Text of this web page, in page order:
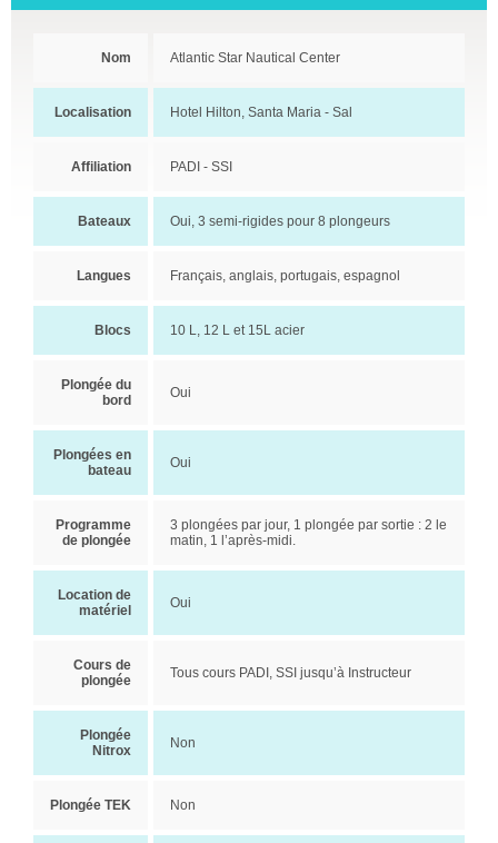
Nom Atlantic Star Nautical Center
Localisation Hotel Hilton, Santa Maria - Sal
Affiliation PADI - SSI
Bateaux Oui, 3 semi-rigides pour 8 plongeurs
Langues Français, anglais, portugais, espagnol
Blocs 10 L, 12 L et 15L acier
Plongée du
bord
Oui
Plongées en
bateau
Oui
Programme
de plongée
3 plongées par jour, 1 plongée par sortie : 2 le
matin, 1 l’après-midi.
Location de
matériel
Oui
Cours de
plongée
Tous cours PADI, SSI jusqu’à Instructeur
Plongée
Nitrox
Non
Plongée TEK Non